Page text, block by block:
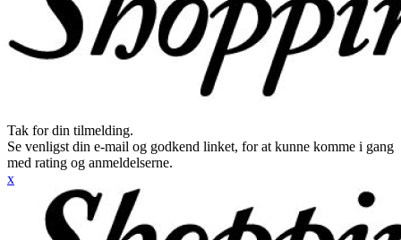
Tak for din tilmelding.
Se venligst din e-mail og godkend linket, for at kunne komme i gang
med rating og anmeldelserne.
x